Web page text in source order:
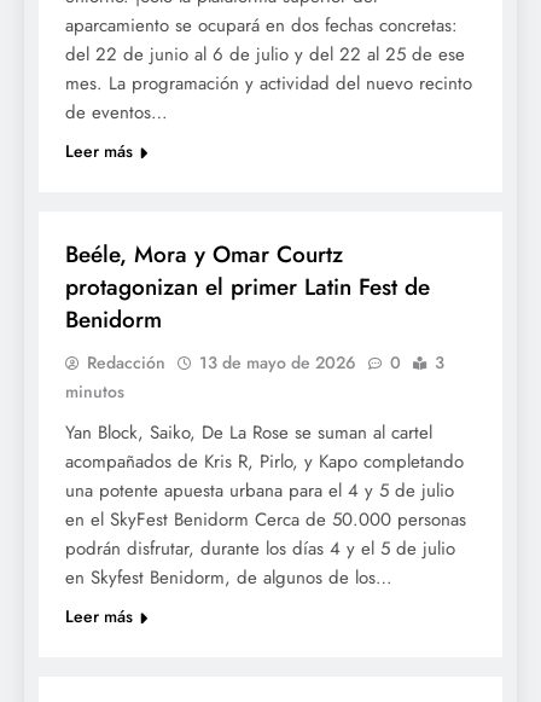
aparcamiento se ocupará en dos fechas concretas:
del 22 de junio al 6 de julio y del 22 al 25 de ese
mes. La programación y actividad del nuevo recinto
de eventos…
Leer más
Beéle, Mora y Omar Courtz
protagonizan el primer Latin Fest de
Benidorm
Redacción 13 de mayo de 2026 0
3
minutos
Yan Block, Saiko, De La Rose se suman al cartel
acompañados de Kris R, Pirlo, y Kapo completando
una potente apuesta urbana para el 4 y 5 de julio
en el SkyFest Benidorm Cerca de 50.000 personas
podrán disfrutar, durante los días 4 y el 5 de julio
en Skyfest Benidorm, de algunos de los…
Leer más